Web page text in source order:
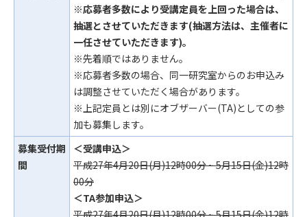
※応募者多数により受講定員を上回った場合は、
抽選とさせていただきます(抽選方法は、主催者に
一任させていただきます)。
※先着順ではありません。
※応募者多数の場合、同一研究室からのお申込み
は調整させていただく場合があります。
※上記定員とは別にオブザーバー(TA)としての参
加も募集します。
募集受付期
間
＜受講申込＞
平成27年4月20日(月)12時00分 ~ 5月15日(金)12時
00分
＜TA参加申込＞
平成27年4月20日(月)12時00分 ~ 5月15日(金)12時